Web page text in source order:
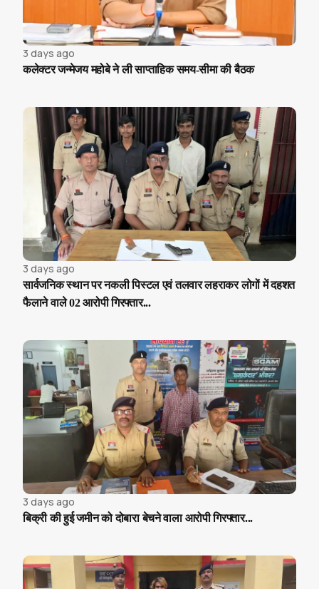
3 days ago
कलेक्टर जन्मेजय महोबे ने ली साप्ताहिक समय-सीमा की बैठक
3 days ago
सार्वजनिक स्थान पर नकली पिस्टल एवं तलवार लहराकर लोगों में दहशत
फैलाने वाले 02 आरोपी गिरफ्तार...
3 days ago
बिक्री की हुई जमीन को दोबारा बेचने वाला आरोपी गिरफ्तार...